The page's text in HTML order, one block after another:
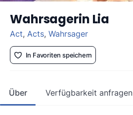
Wahrsagerin Lia
Act, Acts, Wahrsager
In Favoriten speichern
Über Verfügbarkeit anfragen